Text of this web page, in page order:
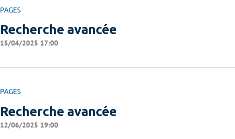
PAGES
Recherche avancée
15/04/2025 17:00
PAGES
Recherche avancée
12/06/2025 19:00